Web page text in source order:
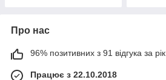
Про нас
96% позитивних з 91 відгука за рік
Працює з 22.10.2018